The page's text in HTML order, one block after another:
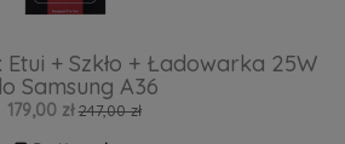
Etui + Szkło + Ładowarka 25W
Samsung A36
179,00 zł 247,00 zł